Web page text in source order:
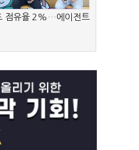
점유율 2%…에이전트